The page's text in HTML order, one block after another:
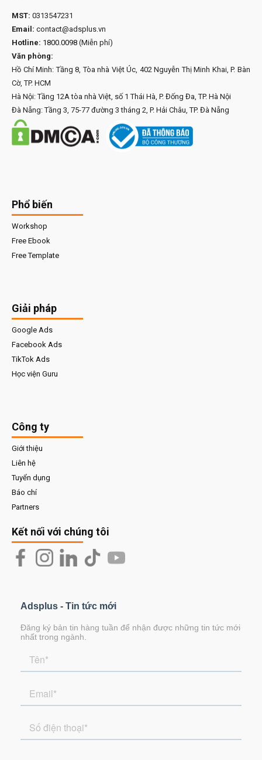
MST: 0313547231
Email: contact@adsplus.vn
Hotline: 1800.0098 (Miễn phí)
Văn phòng:
Hồ Chí Minh: Tầng 8, Tòa nhà Việt Úc, 402 Nguyễn Thị Minh Khai, P. Bàn
Cờ, TP. HCM
Hà Nội: Tầng 12A tòa nhà Việt, số 1 Thái Hà, P. Đống Đa, TP. Hà Nội
Đà Nẵng: Tầng 3, 75-77 đường 3 tháng 2, P. Hải Châu, TP. Đà Nẵng
Phổ biến
Workshop
Free Ebook
Free Template
Giải pháp
Google Ads
Facebook Ads
TikTok Ads
Học viện Guru
Công ty
Giới thiệu
Liên hệ
Tuyển dụng
Báo chí
Partners
Kết nối với chúng tôi